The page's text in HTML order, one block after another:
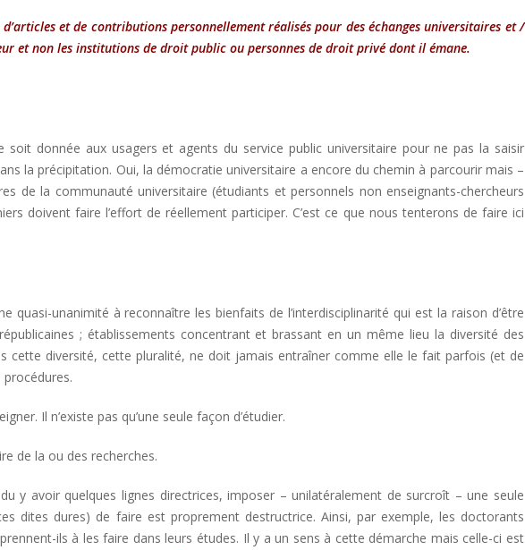
et de contributions personnellement réalisés pour des échanges universitaires et /
et non les institutions de droit public ou personnes de droit privé dont il émane.
donnée aux usagers et agents du service public universitaire pour ne pas la saisir
la précipitation. Oui, la démocratie universitaire a encore du chemin à parcourir mais –
de la communauté universitaire (étudiants et personnels non enseignants-chercheurs
doivent faire l’effort de réellement participer. C’est ce que nous tenterons de faire ici
quasi-unanimité à reconnaître les bienfaits de l’interdisciplinarité qui est la raison d’être
; établissements concentrant et brassant en un même lieu la diversité des
cette diversité, cette pluralité, ne doit jamais entraîner comme elle le fait parfois (et de
Il n’existe pas qu’une seule façon d’étudier.
de la ou des recherches.
y avoir quelques lignes directrices, imposer – unilatéralement de surcroît – une seule
dites dures) de faire est proprement destructrice. Ainsi, par exemple, les doctorants
ils à les faire dans leurs études. Il y a un sens à cette démarche mais celle-ci est